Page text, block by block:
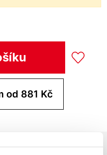
Koupit pro tým od 881 Kč